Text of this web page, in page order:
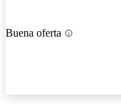
Buena oferta